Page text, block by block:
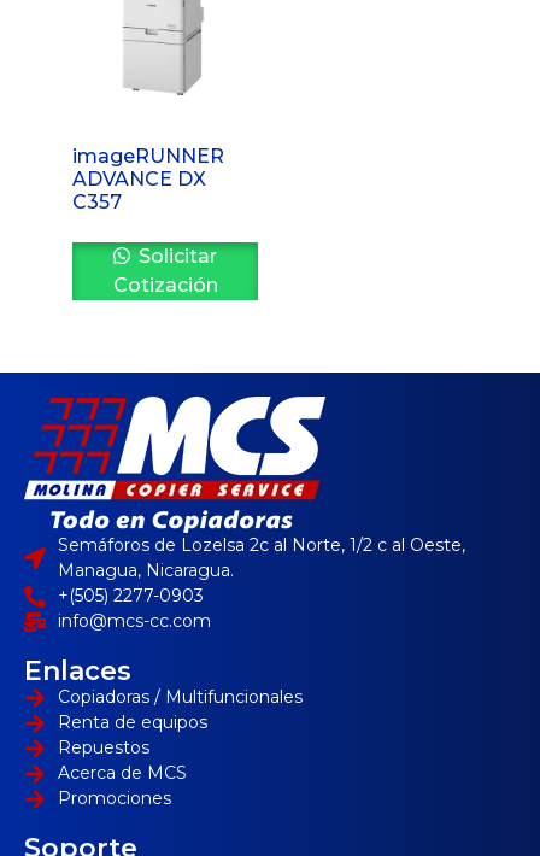
imageRUNNER
ADVANCE DX
C357
Solicitar
Cotización
Semáforos de Lozelsa 2c al Norte, 1/2 c al Oeste,
Managua, Nicaragua.
+(505) 2277-0903
info@mcs-cc.com
Enlaces
Copiadoras / Multifuncionales
Renta de equipos
Repuestos
Acerca de MCS
Promociones
Soporte